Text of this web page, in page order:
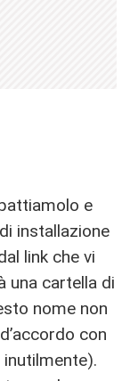
e
installazione
link che vi
una cartella di
nome non
con